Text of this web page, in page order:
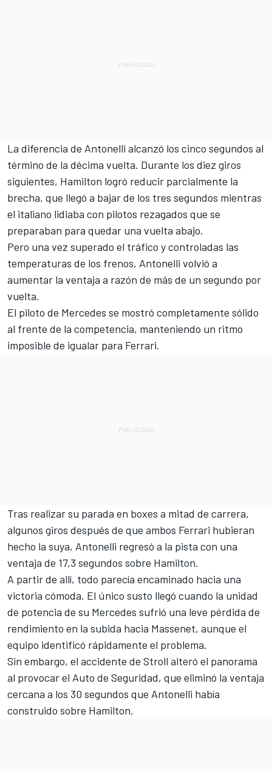
La diferencia de Antonelli alcanzó los cinco segundos al
término de la décima vuelta. Durante los diez giros
siguientes, Hamilton logró reducir parcialmente la
brecha, que llegó a bajar de los tres segundos mientras
el italiano lidiaba con pilotos rezagados que se
preparaban para quedar una vuelta abajo.
Pero una vez superado el tráfico y controladas las
temperaturas de los frenos, Antonelli volvió a
aumentar la ventaja a razón de más de un segundo por
vuelta.
El piloto de Mercedes se mostró completamente sólido
al frente de la competencia, manteniendo un ritmo
imposible de igualar para Ferrari.
Tras realizar su parada en boxes a mitad de carrera,
algunos giros después de que ambos Ferrari hubieran
hecho la suya, Antonelli regresó a la pista con una
ventaja de 17,3 segundos sobre Hamilton.
A partir de allí, todo parecía encaminado hacia una
victoria cómoda. El único susto llegó cuando la unidad
de potencia de su Mercedes sufrió una leve pérdida de
rendimiento en la subida hacia Massenet, aunque el
equipo identificó rápidamente el problema.
Sin embargo, el accidente de Stroll alteró el panorama
al provocar el Auto de Seguridad, que eliminó la ventaja
cercana a los 30 segundos que Antonelli había
construido sobre Hamilton.